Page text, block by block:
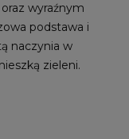
wyraźnym
podstawa i
naczynia w
zieleni.